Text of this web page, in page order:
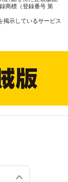
商標（登録番号 第
掲示しているサービス